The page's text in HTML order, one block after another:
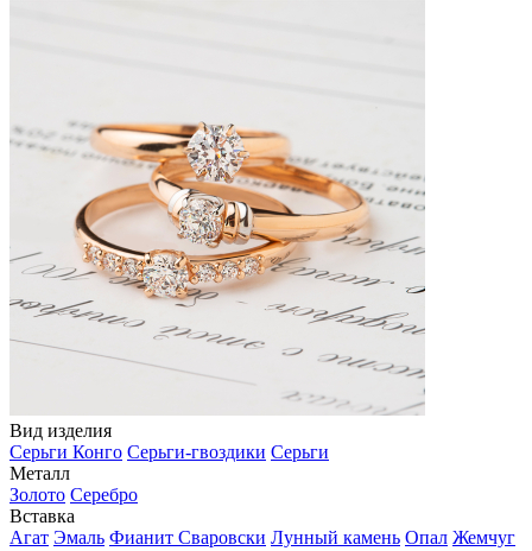
Вид изделия
Серьги Конго Серьги-гвоздики Серьги
Металл
Золото Серебро
Вставка
Агат Эмаль Фианит Сваровски Лунный камень Опал Жемчуг